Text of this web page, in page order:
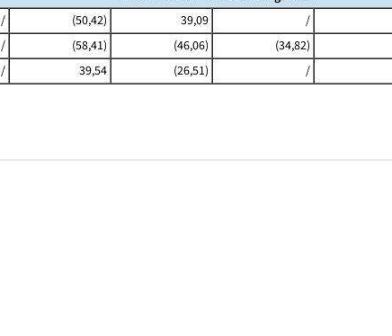
/ (50,42) 39,09
/
/ (58,41) (46,06)
(34,82)
/ 39,54 (26,51) /